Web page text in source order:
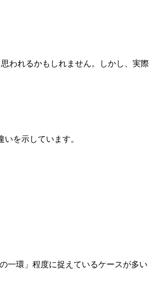
われるかもしれません。しかし、実際
を示しています。
一環」程度に捉えているケースが多い